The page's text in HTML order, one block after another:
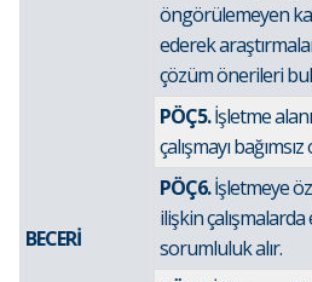
BECERİ
öngörülemeyen
ederek
çözüm önerileri
PÖÇ5.İşletme
çalışmayı
PÖÇ6.İşletmeye
ilişkin
sorumluluk alır.